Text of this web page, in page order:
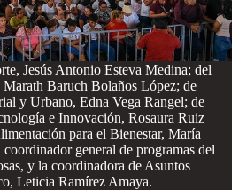
de México la secretaria de
Velázquez; los secretarios del
de Infraestructura,
Jesús Antonio Esteva Medina; del
Baruch Bolaños López; de
y Urbano, Edna Vega Rangel; de
e Innovación, Rosaura Ruiz
para el Bienestar, María
general de programas del
y la coordinadora de Asuntos
Leticia Ramírez Amaya.